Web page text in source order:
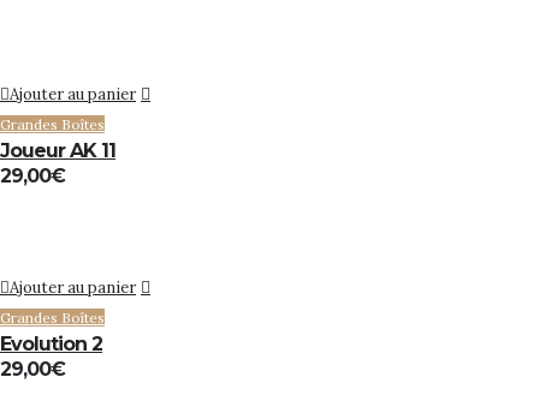
Ajouter au panier
Grandes Boîtes
Joueur AK 11
29,00€
Ajouter au panier
Grandes Boîtes
Evolution 2
29,00€